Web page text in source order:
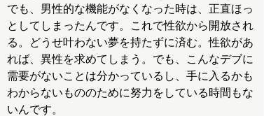
でも、男性的な機能がなくなった時は、正直ほっ
としてしまったんです。これで性欲から開放され
る。どうせ叶わない夢を持たずに済む。性欲があ
れば、異性を求めてしまう。でも、こんなデブに
需要がないことは分かっているし、手に入るかも
わからないもののために努力をしている時間もな
いんです。